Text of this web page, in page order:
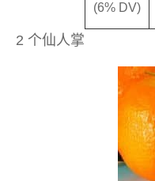
2 个仙人掌
(6% DV)